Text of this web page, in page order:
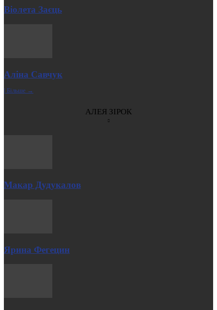
Віолета Заєць
Аліна Савчук
| Більше →
АЛЕЯ ЗІРОК
Макар Дудукалов
Ярина Фегецин